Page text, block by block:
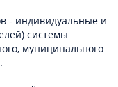
- индивидуальные и
системы
муниципального